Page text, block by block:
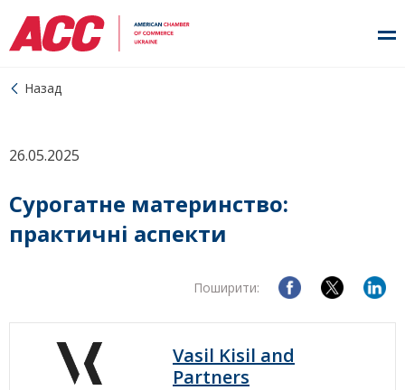
Назад
26.05.2025
Сурогатне материнство:
практичні аспекти
Поширити:
Vasil Kisil and
Partners